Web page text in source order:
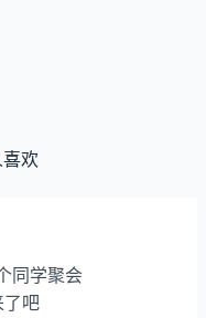
喜欢
同学聚会
吧